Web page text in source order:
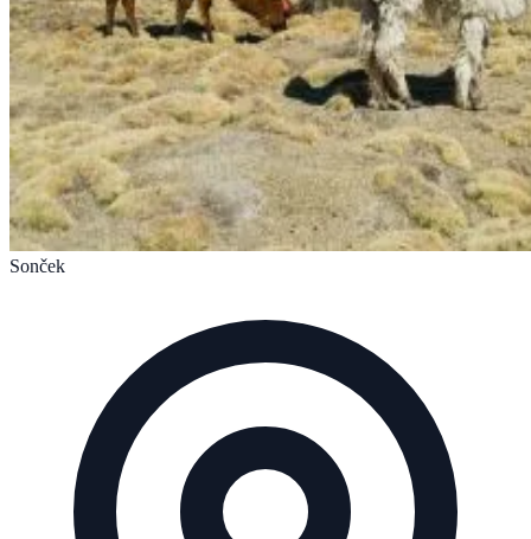
Sonček